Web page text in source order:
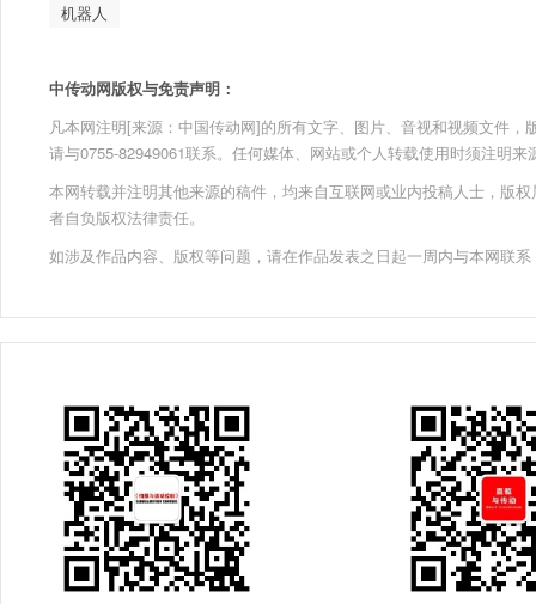
机器人
中传动网版权与免责声明：
凡本网注明[来源：中国传动网]的所有文字、图片、音视和视频文件
请与0755-82949061联系。任何媒体、网站或个人转载使用时须注明
本网转载并注明其他来源的稿件，均来自互联网或业内投稿人士，版
者自负版权法律责任。
如涉及作品内容、版权等问题，请在作品发表之日起一周内与本网联